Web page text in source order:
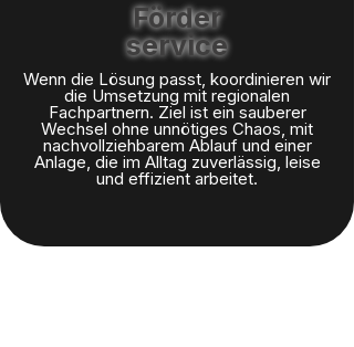
Förder
service
Wenn die Lösung passt, koordinieren wir
die Umsetzung mit regionalen
Fachpartnern. Ziel ist ein sauberer
Wechsel ohne unnötiges Chaos, mit
nachvollziehbarem Ablauf und einer
Anlage, die im Alltag zuverlässig, leise
und effizient arbeitet.